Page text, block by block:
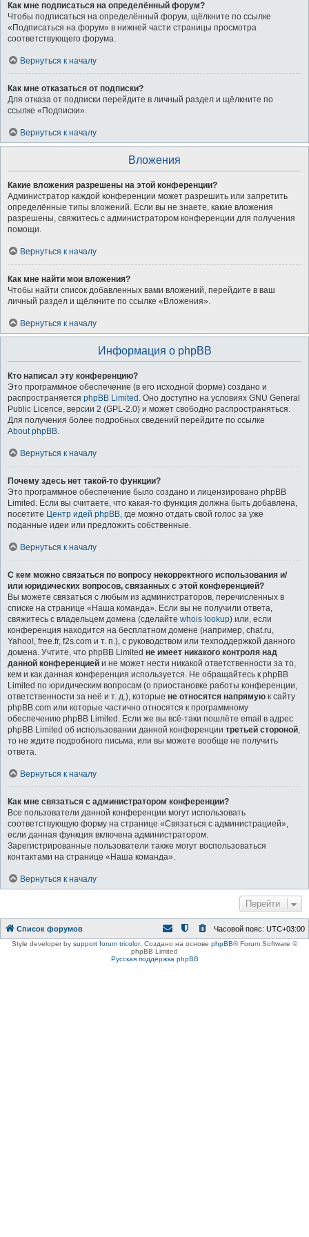
Как мне подписаться на определённый форум?
Чтобы подписаться на определённый форум, щёлкните по ссылке
«Подписаться на форум» в нижней части страницы просмотра
соответствующего форума.
Вернуться к началу
Как мне отказаться от подписки?
Для отказа от подписки перейдите в личный раздел и щёлкните по
ссылке «Подписки».
Вернуться к началу
Вложения
Какие вложения разрешены на этой конференции?
Администратор каждой конференции может разрешить или запретить
определённые типы вложений. Если вы не знаете, какие вложения
разрешены, свяжитесь с администратором конференции для получения
помощи.
Вернуться к началу
Как мне найти мои вложения?
Чтобы найти список добавленных вами вложений, перейдите в ваш
личный раздел и щёлкните по ссылке «Вложения».
Вернуться к началу
Информация о phpBB
Кто написал эту конференцию?
Это программное обеспечение (в его исходной форме) создано и
распространяется phpBB Limited . Оно доступно на условиях GNU General
Public Licence, версии 2 (GPL-2.0) и может свободно распространяться.
Для получения более подробных сведений перейдите по ссылке
About phpBB.
Вернуться к началу
Почему здесь нет такой-то функции?
Это программное обеспечение было создано и лицензировано phpBB
Limited. Если вы считаете, что какая-то функция должна быть добавлена,
посетите Центр идей phpBB, где можно отдать свой голос за уже
поданные идеи или предложить собственные.
Вернуться к началу
С кем можно связаться по вопросу некорректного использования и/
или юридических вопросов, связанных с этой конференцией?
Вы можете связаться с любым из администраторов, перечисленных в
списке на странице «Наша команда». Если вы не получили ответа,
свяжитесь с владельцем домена (сделайте whois lookup) или, если
конференция находится на бесплатном домене (например, chat.ru,
Yahoo!, free.fr, f2s.com и т. п.), с руководством или техподдержкой данного
домена. Учтите, что phpBB Limited не имеет никакого контроля над
данной конференцией и не может нести никакой ответственности за то,
кем и как данная конференция используется. Не обращайтесь к phpBB
Limited по юридическим вопросам (о приостановке работы конференции,
ответственности за неё и т. д.), которые не относятся напрямую к сайту
phpBB.com или которые частично относятся к программному
обеспечению phpBB Limited. Если же вы всё-таки пошлёте email в адрес
phpBB Limited об использовании данной конференции третьей стороной,
то не ждите подробного письма, или вы можете вообще не получить
ответа.
Вернуться к началу
Как мне связаться с администратором конференции?
Все пользователи данной конференции могут использовать
соответствующую форму на странице «Связаться с администрацией»,
если данная функция включена администратором.
Зарегистрированные пользователи также могут воспользоваться
контактами на странице «Наша команда».
Вернуться к началу
Перейти
Список форумов Часовой пояс: UTC+03:00
Style developer by support forum tricolor, Создано на основе phpBB® Forum Software ©
phpBB Limited
Русская поддержка phpBB